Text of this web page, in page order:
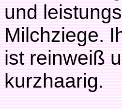
und
Milchziege.
ist reinweiß
kurzhaarig.